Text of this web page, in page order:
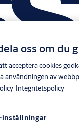
oss om du
acceptera cookies
användningen av
Integritetspolicy
inställningar